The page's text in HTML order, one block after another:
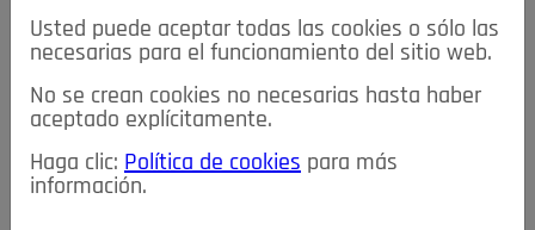
≡NOTICIAS
NOTICIAS SERVICIOS DE INTERÉS
TABLÓN DE ANUNCIOS MIS ANUNCIOS CONTACTO
NOSOTROS
Usted puede aceptar todas las cookies o sólo las
necesarias para el funcionamiento del sitio web.
No se crean cookies no necesarias hasta haber
aceptado explícitamente.
Haga clic: Política de cookies para más
información.